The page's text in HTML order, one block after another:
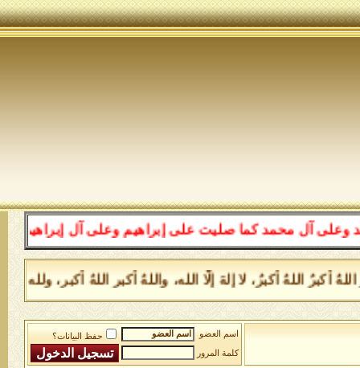
كما صليت على إبراهيم وعلى آل إبراهيم إنك حميد
اللهُ أكبرُ، لا إلهَ إلَّا الله، واللهُ أكبر اللهُ أكبر، ولله
اسم العضو
حفظ البيانات؟
كلمة المرور